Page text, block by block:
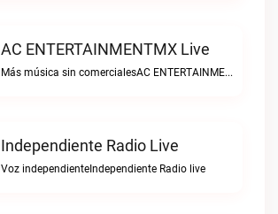
AC ENTERTAINMENTMX Live
Más música sin comercialesAC ENTERTAINMENTMX live
Independiente Radio Live
Voz independienteIndependiente Radio live